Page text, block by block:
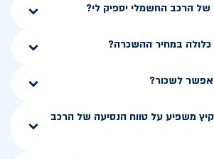
של הרכב החשמלי יספיק לי?
במחיר ההשכרה?
לשכור?
משפיע על טווח הנסיעה של הרכב